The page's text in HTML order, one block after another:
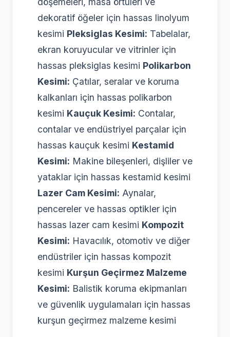
dekoratif öğeler için hassas linolyum
kesimi Pleksiglas Kesimi: Tabelalar,
ekran koruyucular ve vitrinler için
hassas pleksiglas kesimi Polikarbon
Kesimi: Çatılar, seralar ve koruma
kalkanları için hassas polikarbon
kesimi Kauçuk Kesimi: Contalar,
contalar ve endüstriyel parçalar için
hassas kauçuk kesimi Kestamid
Kesimi: Makine bileşenleri, dişliler ve
yataklar için hassas kestamid kesimi
Lazer Cam Kesimi: Aynalar,
pencereler ve hassas optikler için
hassas lazer cam kesimi Kompozit
Kesimi: Havacılık, otomotiv ve diğer
endüstriler için hassas kompozit
kesimi Kurşun Geçirmez Malzeme
Kesimi: Balistik koruma ekipmanları
ve güvenlik uygulamaları için hassas
kurşun geçirmez malzeme kesimi